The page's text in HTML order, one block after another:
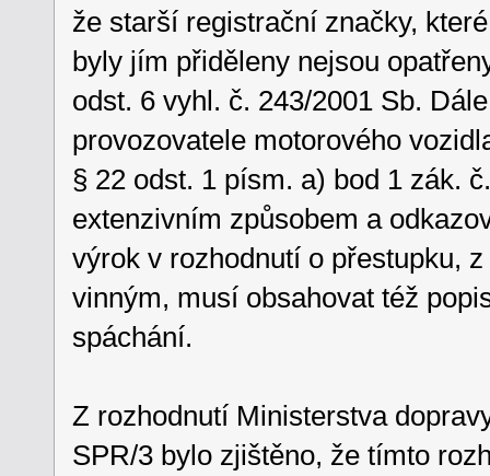
že starší registrační značky,
byly jím přiděleny nejsou
odst. 6 vyhl. č. 243/2001 Sb.
provozovatele motorového
§ 22 odst. 1 písm. a) bod 1 zák.
extenzivním způsobem a
výrok v rozhodnutí o přestupku,
vinným, musí obsahovat též
spáchání.
Z rozhodnutí Ministerstva
SPR/3 bylo zjištěno, že tímto